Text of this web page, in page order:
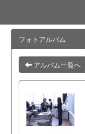
フォトアルバム
アルバム一覧へ